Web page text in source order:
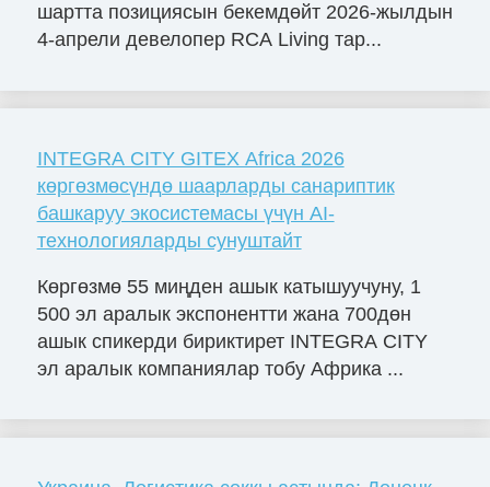
шартта позициясын бекемдөйт 2026-жылдын
4-апрели девелопер RCA Living тар...
INTEGRA CITY GITEX Africa 2026
көргөзмөсүндө шаарларды санариптик
башкаруу экосистемасы үчүн AI-
технологияларды сунуштайт
Көргөзмө 55 миңден ашык катышуучуну, 1
500 эл аралык экспонентти жана 700дөн
ашык спикерди бириктирет INTEGRA CITY
эл аралык компаниялар тобу Африка ...